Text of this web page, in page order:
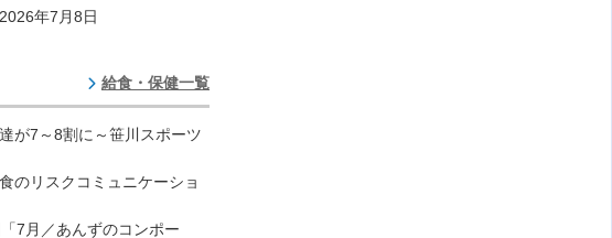
年7月8日
給食・保健一覧
が7～8割に～笹川スポーツ
のリスクコミュニケーショ
7月／あんずのコンポー